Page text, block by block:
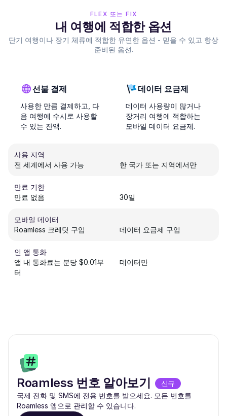
FLEX 또는 FIX
내 여행에 적합한 옵션
단기 여행이나 장기 체류에 적합한 유연한 옵션 - 믿을 수 있고 항상
준비된 옵션.
선불 결제
사용한 만큼 결제하고, 다
음 여행에 수시로 사용할
수 있는 잔액.
데이터 요금제
데이터 사용량이 많거나
장거리 여행에 적합하는
모바일 데이터 요금제.
사용 지역
전 세계에서 사용 가능
한 국가 또는 지역에서만
만료 기한
만료 없음
30일
모바일 데이터
Roamless 크레딧 구입
데이터 요금제 구입
인 앱 통화
앱 내 통화료는 분당 $0.01부
터
데이터만
Roamless 번호 알아보기
신규
국제 전화 및 SMS에 전용 번호를 받으세요. 모든 번호를
Roamless 앱으로 관리할 수 있습니다.